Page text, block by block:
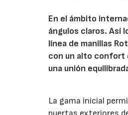
En el ámbito
ángulos claros. Así
línea de manillas
con un alto confort
una unión
La gama inicial